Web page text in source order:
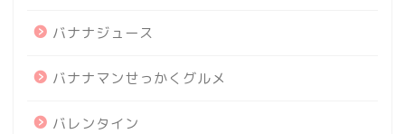
バナナジュース
バナナマンせっかくグルメ
バレンタイン